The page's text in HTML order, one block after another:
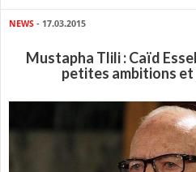
NEWS - 17.03.2015
Mustapha Tlili : Caïd
petites ambitions